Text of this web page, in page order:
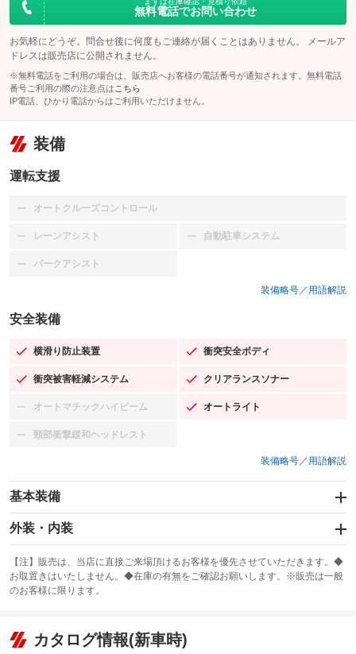
無料電話でお問い合わせ
お気軽にどうぞ。問合せ後に何度もご連絡が届くことはありません。 メールア
ドレスは販売店に公開されません。
※無料電話をご利用の場合は、販売店へお客様の電話番号が通知されます。無料電話
番号ご利用の際の注意点は こちら
IP電話、ひかり電話からはご利用いただけません。
装備
運転支援
オートクルーズコントロール
：装備なし
レーンアシスト
：装備なし 自動駐車システム
：装備なし
パークアシスト
：装備なし
装備略号／用語解説
安全装備
横滑り防止装置
：装備あり 衝突安全ボディ
：装備あり
衝突被害軽減システム
：装備あり クリアランスソナー
：装備あり
オートマチックハイビーム
：装備なし オートライト
：装備あり
頸部衝撃緩和ヘッドレスト
：装備なし
装備略号／用語解説
基本装備
エアバッグ：運転席/助手席
：装備あり
：装備なし
サンルーフ
：装備なし ABS
リフトアップ
：装備なし
外装・内装
カーナビ
：装備なし
TV
：装備なし
ビジュアル
：装備なし
【注】販売は、当店に直接ご来場頂けるお客様を優先させていただきます。◆
お取置きはいたしません。◆在庫の有無をご確認お願いします。※販売は一般
のお客様に限ります。
カタログ情報(新車時)